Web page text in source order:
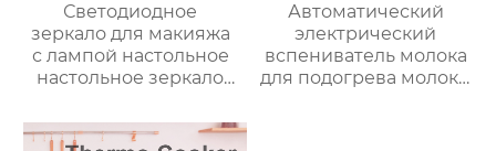
Светодиодное
зеркало для макияжа
с лампой настольное
настольное зеркало
заполняет свет
складное
Автоматический
электрический
вспениватель молока
для подогрева молока,